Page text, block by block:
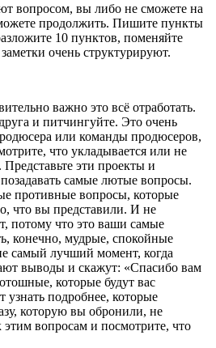
вопросом, вы либо не сможете на
продолжить. Пишите пункты
10 пунктов, поменяйте
очень структурируют.
важно это всё отработать.
и питчингуйте. Это очень
или команды продюсеров,
что укладывается или не
эти проекты и
самые лютые вопросы.
противные вопросы, которые
что вы представили. И не
потому что это ваши самые
конечно, мудрые, спокойные
самый лучший момент, когда
выводы и скажут: «Спасибо вам
которые будут вас
узнать подробнее, которые
которую вы обронили, не
этим вопросам и посмотрите, что